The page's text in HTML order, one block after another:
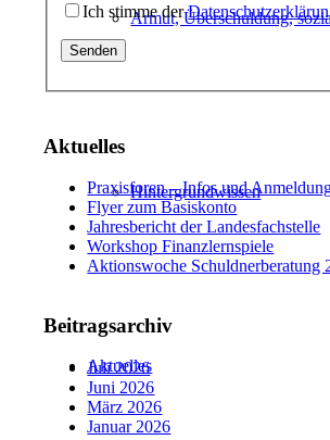
Armut, Überschuldung,
Hintergrundwissen
Aktuelles
Ich stimme der
Aktuelles
Praxisforen – Infos und
Flyer zum Basiskonto
Jahresbericht der Landesfachstelle
Workshop Finanzlernspiele
Aktionswoche Schuldnerberatung
Beitragsarchiv
Juli 2026
Juni 2026
März 2026
Januar 2026